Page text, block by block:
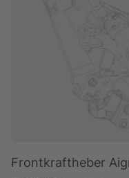
Frontkraftheber